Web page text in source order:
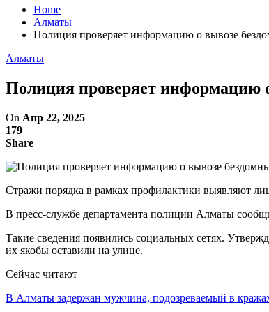
Home
Алматы
Полиция проверяет информацию о вывозе
Алматы
Полиция проверяет информацию
On Апр 22, 2025
179
Share
Стражи порядка в рамках профилактики выявляют
В пресс-службе департамента полиции Алматы
Такие сведения появились социальных сетях.
их якобы оставили на улице.
Сейчас читают
В Алматы задержан мужчина, подозреваемый в